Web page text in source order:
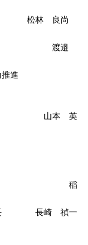
尚
進
英
稲
長崎 禎一